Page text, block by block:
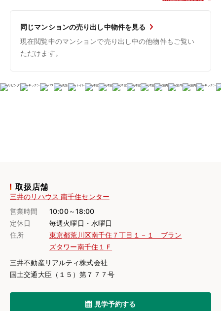
同じマンションの売り出し中物件を見る
現在閲覧中のマンションで売り出し中の他物件もご覧い
ただけます。
取扱店舗
三井のリハウス 南千住センター
営業時間
10:00～18:00
定休日
毎週火曜日・水曜日
住所
東京都荒川区南千住７丁目１－１ ブラン
ズタワー南千住１Ｆ
三井不動産リアルティ株式会社
国土交通大臣（１５）第７７７号
見学予約する